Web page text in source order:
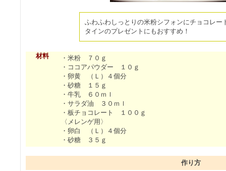
ふわふわしっとりの米粉シフォンにチョコレー
タインのプレゼントにもおすすめ！
材料
・米粉 ７０ｇ
・ココアパウダー １０ｇ
・卵黄 （Ｌ）４個分
・砂糖 １５ｇ
・牛乳 ６０ｍｌ
・サラダ油 ３０ｍｌ
・板チョコレート １００ｇ
〈メレンゲ用〉
・卵白 （Ｌ）４個分
・砂糖 ３５ｇ
作り方